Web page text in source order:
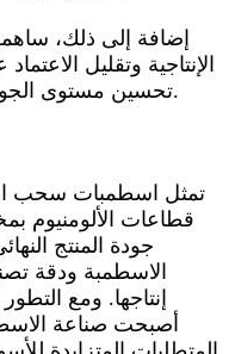
إضافة إلى ذلك،
الإنتاجية وتقليل
تحسين مستوى الجودة وتقليل احتمالية حدوث الأخطاء.
تمثل اسطمبات سحب
قطاعات الألومنيوم
جودة المنتج
الاسطمبة ودقة
إنتاجها. ومع
أصبحت صناعة